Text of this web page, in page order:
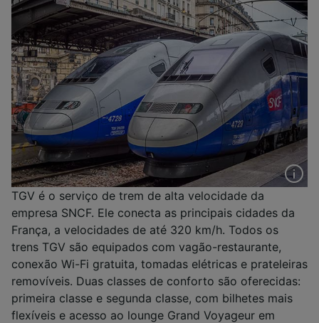
TGV é o serviço de trem de alta velocidade da
empresa SNCF. Ele conecta as principais cidades da
França, a velocidades de até 320 km/h. Todos os
trens TGV são equipados com vagão-restaurante,
conexão Wi-Fi gratuita, tomadas elétricas e prateleiras
removíveis. Duas classes de conforto são oferecidas:
primeira classe e segunda classe, com bilhetes mais
flexíveis e acesso ao lounge Grand Voyageur em